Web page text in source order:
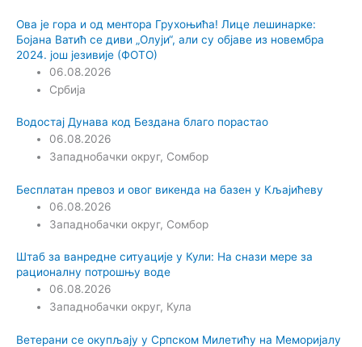
Ова је гора и од ментора Грухоњића! Лице лешинарке:
Бојана Ватић се диви „Олуји“, али су објаве из новембра
2024. још језивије (ФОТО)
06.08.2026
Србија
Водостај Дунава код Бездана благо порастао
06.08.2026
Западнобачки округ, Сомбор
Бесплатан превоз и овог викенда на базен у Кљајићеву
06.08.2026
Западнобачки округ, Сомбор
Штаб за ванредне ситуације у Кули: На снази мере за
рационалну потрошњу воде
06.08.2026
Западнобачки округ, Кула
Ветерани се окупљају у Српском Милетићу на Меморијалу